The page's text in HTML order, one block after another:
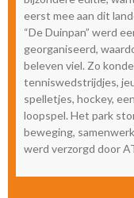
eerst mee aan dit
“De Duinpan” werd
georganiseerd,
beleven viel. Zo
tenniswedstrijdjes,
spelletjes, hockey,
loopspel. Het park
beweging,
werd verzorgd door